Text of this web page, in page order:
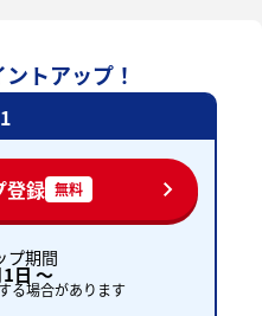
トアップ！
登録 無料
プ期間
日 〜
る場合があります